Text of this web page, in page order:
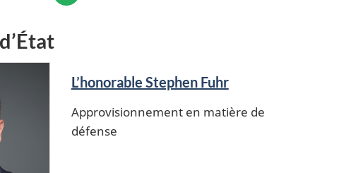
L’honorable Stephen Fuhr
Approvisionnement en matière de
défense